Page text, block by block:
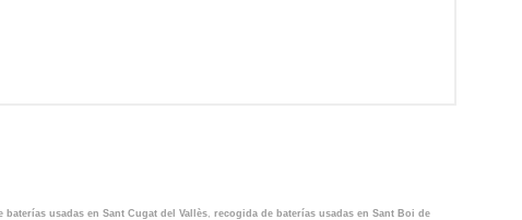
baterías usadas en Sant Cugat del Vallès recogida de baterías usadas en Sant Boi de